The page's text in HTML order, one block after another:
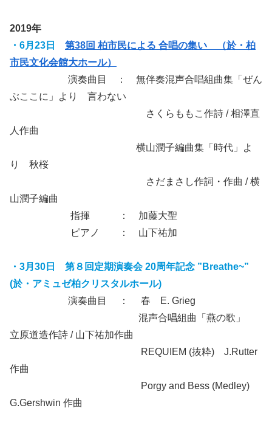
2019年
・6月23日 第38回 柏市民による 合唱の集い （於・柏
市民文化会館大ホール）
演奏曲目 ： 無伴奏混声合唱組曲集「ぜん
ぶここに」より 言わない
さくらももこ作詩 / 相澤直
人作曲
横山潤子編曲集「時代」よ
り 秋桜
さだまさし作詞・作曲 / 横
山潤子編曲
指揮 ： 加藤大聖
ピアノ ： 山下祐加
・3月30日 第８回定期演奏会 20周年記念 ”Breathe~”
(於・アミュゼ柏クリスタルホール)
演奏曲目 ： 春 E. Grieg
混声合唱組曲「燕の歌」
立原道造作詩 / 山下祐加作曲
REQUIEM (抜粋) J.Rutter
作曲
Porgy and Bess (Medley)
G.Gershwin 作曲